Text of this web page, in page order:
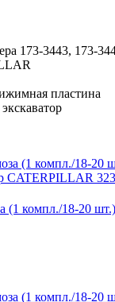
173-3443, 173-
пластина
(1 компл./18-20 шт.)